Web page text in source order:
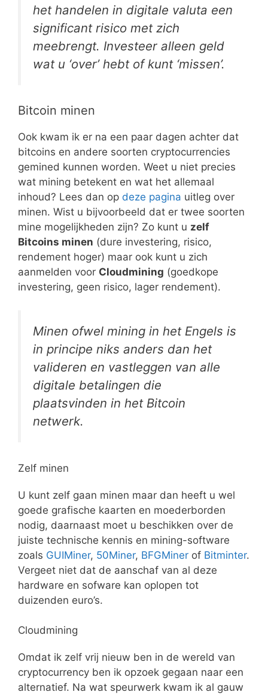
het handelen in digitale valuta een
significant risico met zich
meebrengt. Investeer alleen geld
wat u ‘over’ hebt of kunt ‘missen’.
Bitcoin minen
Ook kwam ik er na een paar dagen achter dat
bitcoins en andere soorten cryptocurrencies
gemined kunnen worden. Weet u niet precies
wat mining betekent en wat het allemaal
inhoud? Lees dan op deze pagina uitleg over
minen. Wist u bijvoorbeeld dat er twee soorten
mine mogelijkheden zijn? Zo kunt u zelf
Bitcoins minen (dure investering, risico,
rendement hoger) maar ook kunt u zich
aanmelden voor Cloudmining (goedkope
investering, geen risico, lager rendement).
Minen ofwel mining in het Engels is
in principe niks anders dan het
valideren en vastleggen van alle
digitale betalingen die
plaatsvinden in het Bitcoin
netwerk.
Zelf minen
U kunt zelf gaan minen maar dan heeft u wel
goede grafische kaarten en moederborden
nodig, daarnaast moet u beschikken over de
juiste technische kennis en mining-software
zoals GUIMiner, 50Miner, BFGMiner of Bitminter.
Vergeet niet dat de aanschaf van al deze
hardware en sofware kan oplopen tot
duizenden euro’s.
Cloudmining
Omdat ik zelf vrij nieuw ben in de wereld van
cryptocurrency ben ik opzoek gegaan naar een
alternatief. Na wat speurwerk kwam ik al gauw